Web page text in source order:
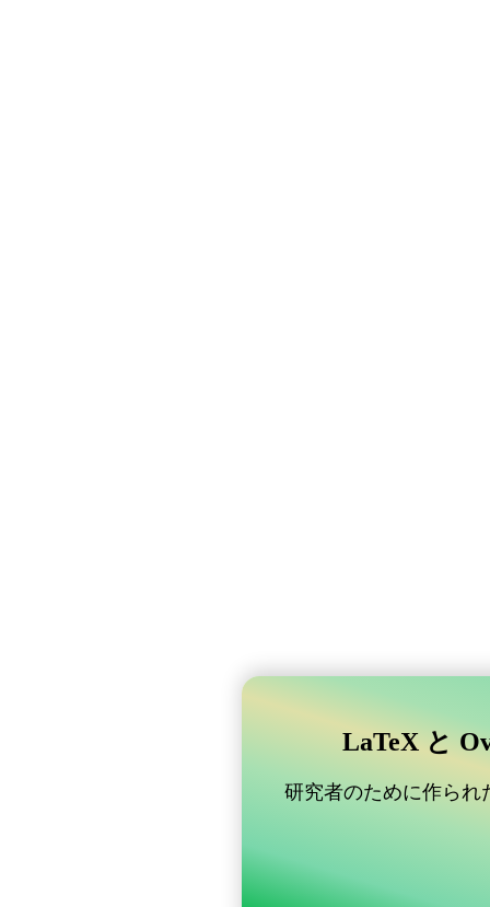
LaTeX と
研究者のために作られ